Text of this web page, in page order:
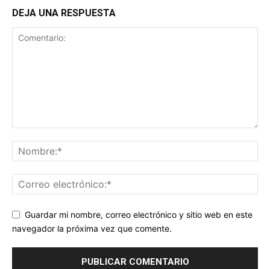
DEJA UNA RESPUESTA
Guardar mi nombre, correo electrónico y sitio web en este
navegador la próxima vez que comente.